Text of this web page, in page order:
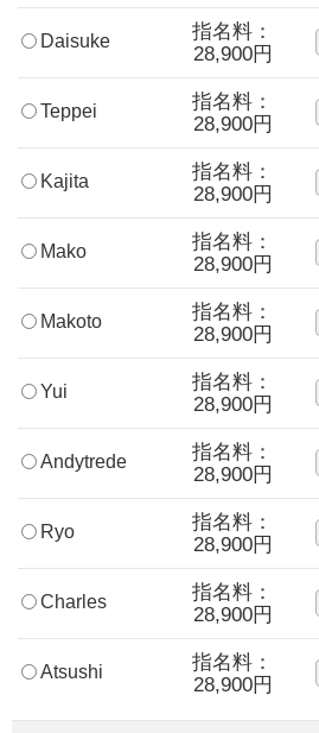
Daisuke
指名料：
28,900円
Teppei
指名料：
28,900円
Kajita
指名料：
28,900円
Mako
指名料：
28,900円
Makoto
指名料：
28,900円
Yui
指名料：
28,900円
Andytrede
指名料：
28,900円
Ryo
指名料：
28,900円
Charles
指名料：
28,900円
Atsushi
指名料：
28,900円